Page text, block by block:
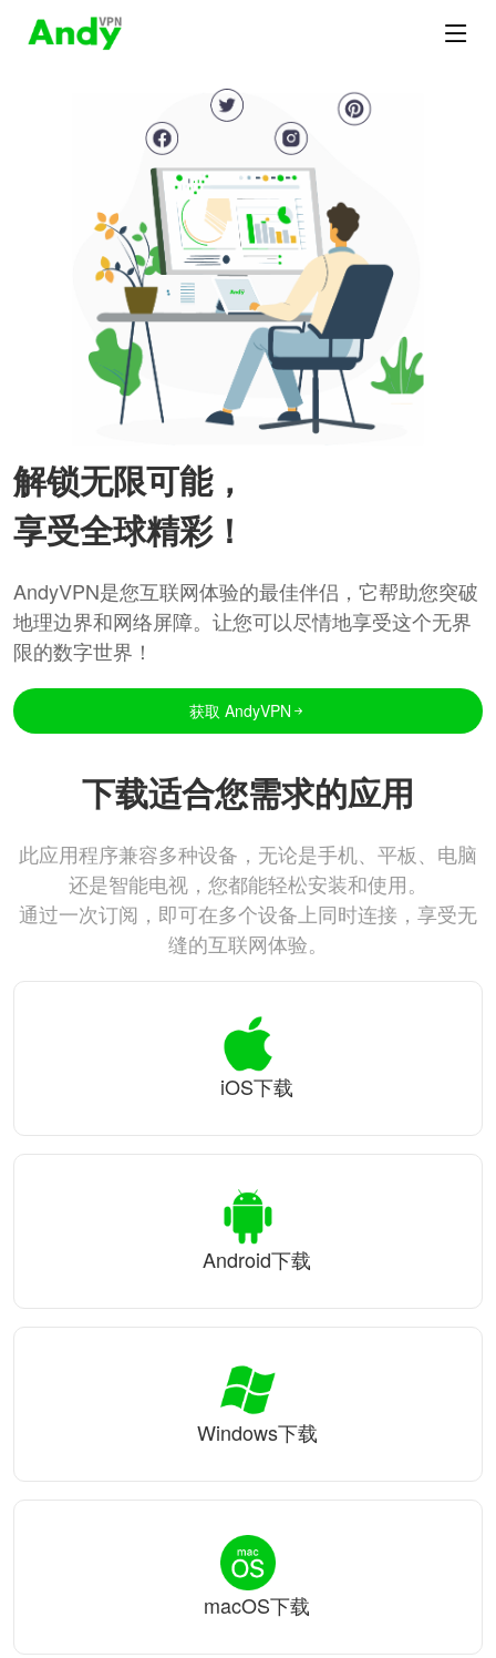
解锁无限可能，
享受全球精彩！
AndyVPN是您互联网体验的最佳伴侣，它帮助您突破
地理边界和网络屏障。让您可以尽情地享受这个无界
限的数字世界！
获取 AndyVPN
下载适合您需求的应用
此应用程序兼容多种设备，无论是手机、平板、电脑
还是智能电视，您都能轻松安装和使用。
通过一次订阅，即可在多个设备上同时连接，享受无
缝的互联网体验。
iOS下载
Android下载
Windows下载
macOS下载